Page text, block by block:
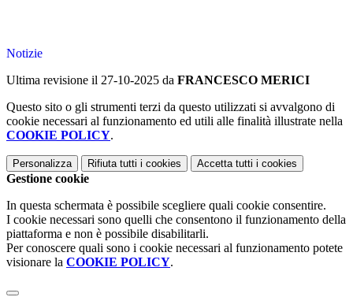
Notizie
Ultima revisione il 27-10-2025 da FRANCESCO MERICI
Questo sito o gli strumenti terzi da questo utilizzati si avvalgono di
cookie necessari al funzionamento ed utili alle finalità illustrate nella
COOKIE POLICY.
Personalizza Rifiuta tutti i cookies Accetta tutti i cookies
Gestione cookie
In questa schermata è possibile scegliere quali cookie consentire.
I cookie necessari sono quelli che consentono il funzionamento della
piattaforma e non è possibile disabilitarli.
Per conoscere quali sono i cookie necessari al funzionamento potete
visionare la COOKIE POLICY.